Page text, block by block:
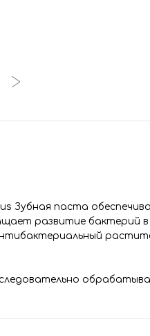
Зубная паста
развитие бактерий в